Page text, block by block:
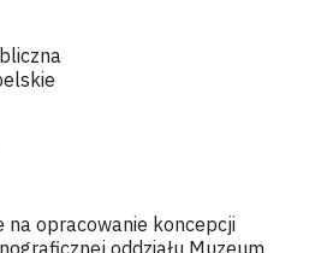
na opracowanie koncepcji